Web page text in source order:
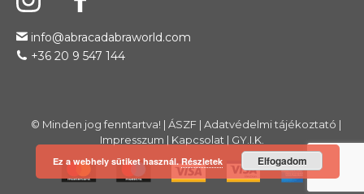
info@abracadabraworld.com
+36 20 9 547 144
© Minden jog fenntartva! | ÁSZF| Adatvédelmi tájékoztató |
Impresszum | Kapcsolat | GY.I.K.
Ez a webhely sütiket használ.Részletek Elfogadom